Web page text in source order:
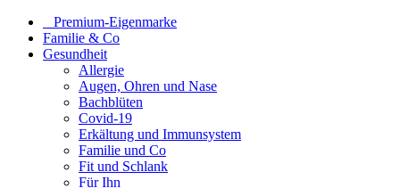
⠀​Premium-Eigenmarke
Familie & Co
Gesundheit
Allergie
Augen, Ohren und Nase
Bachblüten
Covid-19
Erkältung und Immunsystem
Familie und Co
Fit und Schlank
Für Ihn